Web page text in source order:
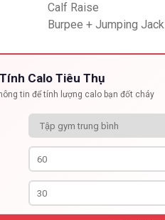
Calf Raise
Burpee + Jumping Jack
Calo Tiêu Thụ
tin để tính lượng calo bạn đốt cháy